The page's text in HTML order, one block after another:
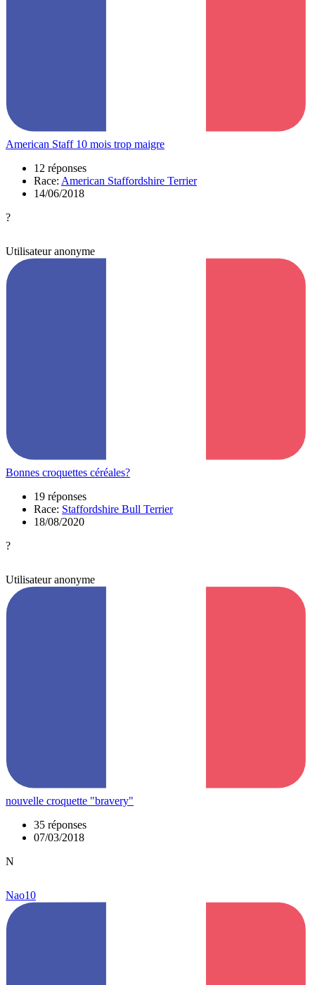
American Staff 10 mois trop maigre
12 réponses
Race: American Staffordshire Terrier
14/06/2018
?
Utilisateur anonyme
Bonnes croquettes céréales?
19 réponses
Race: Staffordshire Bull Terrier
18/08/2020
?
Utilisateur anonyme
nouvelle croquette "bravery"
35 réponses
07/03/2018
N
Nao10